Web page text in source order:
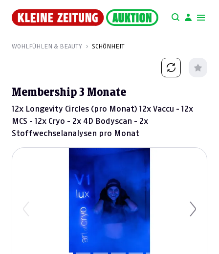
WOHLFÜHLEN & BEAUTY SCHÖNHEIT
Membership 3 Monate
12x Longevity Circles (pro Monat) 12x Vaccu - 12x
MCS - 12x Cryo - 2x 4D Bodyscan - 2x
Stoffwechselanalysen pro Monat
Previous Next